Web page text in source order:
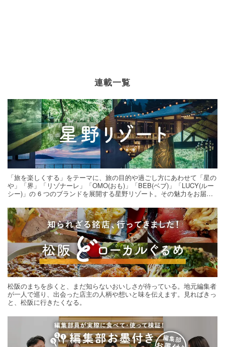
連載一覧
「旅を楽しくする」をテーマに、旅の目的や過ごし方にあわせて「星の
や」「界」「リゾナーレ」「OMO(おも)」「BEB(ベブ)」「LUCY(ルー
シー)」の 6 つのブランドを展開する星野リゾート。その魅力をお届け
松阪のまちを歩くと、まだ知らないおいしさが待っている。地元編集者
が一人で巡り、出会った店主の人柄や想いと味を伝えます。見ればきっ
と、松阪に行きたくなる。